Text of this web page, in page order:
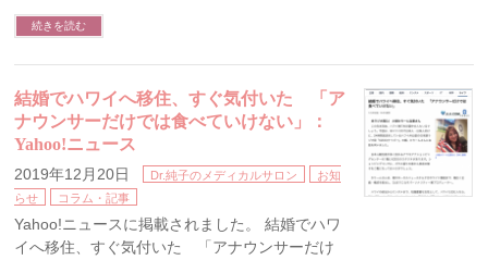
続きを読む
結婚でハワイへ移住、すぐ気付いた 「ア
ナウンサーだけでは食べていけない」：
Yahoo!ニュース
2019年12月20日 Dr.純子のメディカルサロン
お知
らせ
コラム・記事
Yahoo!ニュースに掲載されました。 結婚でハワ
イへ移住、すぐ気付いた 「アナウンサーだけ